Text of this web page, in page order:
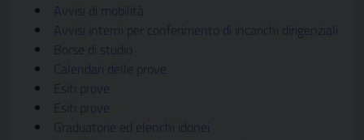
Avvisi di mobilità
Avvisi interni per conferimento di incarichi dirigenziali
Borse di studio
Calendari delle prove
Esiti prove
Esiti prove
Graduatorie ed elenchi idonei